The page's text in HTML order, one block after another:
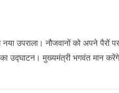
उपराला। नौजवानों को अपने पैरों
उद्घाटन। मुख्यमंत्री भगवंत मान करेंगे